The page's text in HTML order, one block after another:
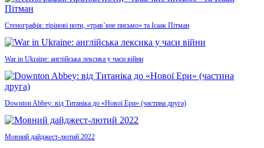
Стенографія: тірінові ноти, «трав’яне письмо» та Ісаак Пітман
War in Ukraine: англійська лексика у часи війни
Downton Abbey: від Титаніка до «Нової Ери» (частина друга)
Мовний дайджест-лютий 2022